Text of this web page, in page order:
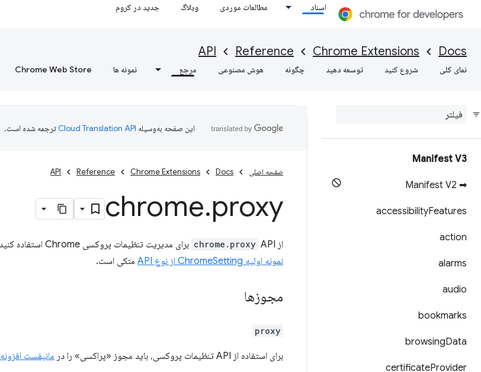
اسناد مطالعات موردی وبلاگ جدید در کروم
Docs
Chrome Extensions
Reference
API
نمای کلی شروع کنید توسعه دهید چگونه هوش مصنوعی مرجع نمونه ها Chrome Web Store
Manifest V3
➡ Manifest V2
accessibilityFeatures
action
alarms
audio
bookmarks
browsingData
certificateProvider
این صفحه به‌وسیله ترجمه شده است.
صفحه اصلی Docs
Chrome Extensions
Reference
API
chrome.proxy
از chrome.proxy API برای مدیریت تنظیمات پروکسی Chrome استفاده کنید. این API برای دریافت و تنظیم پیکربندی پروکسی به
نمونه اولیه ChromeSetting از نوع API
متکی است.
مجوزها
proxy
برای استفاده از API تنظیمات پروکسی، باید مجوز «پراکسی» را در مانیفست افزونه